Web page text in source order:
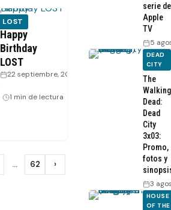
LOST
Happy
Birthday
LOST
22 septiembre, 2011
1 min de lectura
… 62 ›
serie de
Apple
TV
5
DEAD
CITY
The
Walking
Dead:
Dead
City
3x03:
Promo,
fotos y
3
HOUSE
OF THE